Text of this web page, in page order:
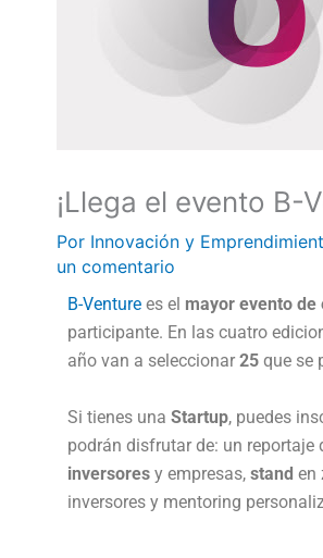
¡Llega el evento B-
Por Innovación y
un comentario
B-Venturees el mayor evento de
participante. En las cuatro
año van a seleccionar25que se
Si tienes una Startup, puedes
podrán disfrutar de: un reportaje
inversoresy empresas, stand en
inversores y mentoring